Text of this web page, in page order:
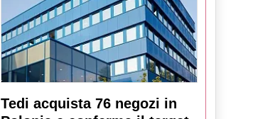
Tedi acquista 76 negozi in